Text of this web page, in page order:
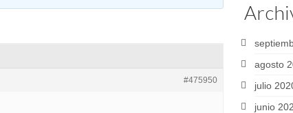
#475950
agosto
julio
junio